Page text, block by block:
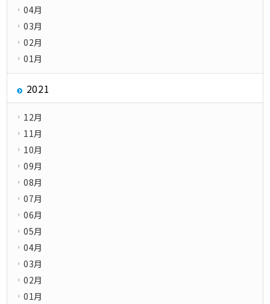
04月
03月
02月
01月
2021
12月
11月
10月
09月
08月
07月
06月
05月
04月
03月
02月
01月